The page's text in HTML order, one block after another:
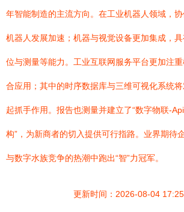
年智能制造的主流方向。在工业机器人领域，
机器人发展加速；机器与视觉设备更加集成，
位与测量等能力。工业互联网服务平台更加注
合应用；其中的时序数据库与三维可视化系统
起抓手作用。报告也测量并建立了“数字物联-
构”，为新商者的切入提供可行指路。业界期待
与数字水族竞争的热潮中跑出“智”力冠军。
更新时间：2026-08-04